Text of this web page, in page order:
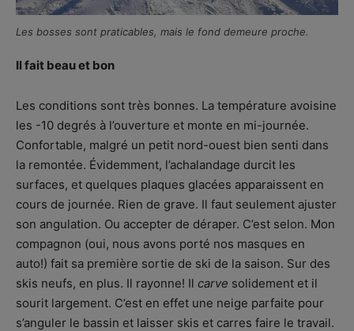
Les bosses sont praticables, mais le fond demeure proche.
Il fait beau et bon
Les conditions sont très bonnes. La température avoisine
les -10 degrés à l’ouverture et monte en mi-journée.
Confortable, malgré un petit nord-ouest bien senti dans
la remontée. Évidemment, l’achalandage durcit les
surfaces, et quelques plaques glacées apparaissent en
cours de journée. Rien de grave. Il faut seulement ajuster
son angulation. Ou accepter de déraper. C’est selon. Mon
compagnon (oui, nous avons porté nos masques en
auto!) fait sa première sortie de ski de la saison. Sur des
skis neufs, en plus. Il rayonne! Il carve solidement et il
sourit largement. C’est en effet une neige parfaite pour
s’anguler le bassin et laisser skis et carres faire le travail.